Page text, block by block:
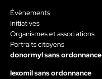
Évènements
Initiatives
Organismes et associations
Portraits citoyens
donormyl sans ordonnance
lexomil sans ordonnance